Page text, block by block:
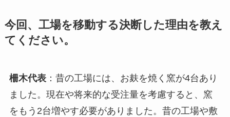
今回、工場を移動する決断した理由を教え
てください。
柵木代表：昔の工場には、お麸を焼く窯が4台あり
ました。現在や将来的な受注量を考慮すると、窯
をもう2台増やす必要がありました。昔の工場や敷